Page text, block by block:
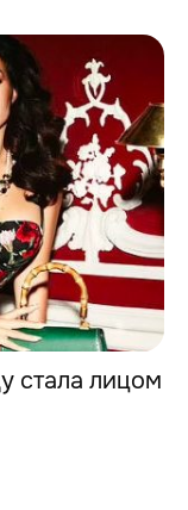
стала лицом